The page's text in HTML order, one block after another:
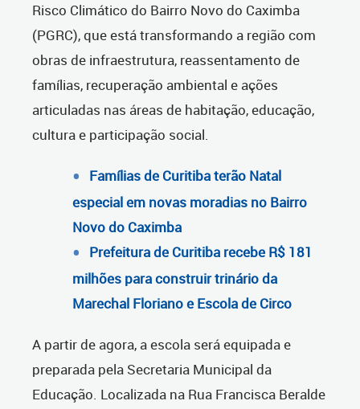
Risco Climático do Bairro Novo do Caximba
(PGRC), que está transformando a região com
obras de infraestrutura, reassentamento de
famílias, recuperação ambiental e ações
articuladas nas áreas de habitação, educação,
cultura e participação social.
Famílias de Curitiba terão Natal
especial em novas moradias no Bairro
Novo do Caximba
Prefeitura de Curitiba recebe R$ 181
milhões para construir trinário da
Marechal Floriano e Escola de Circo
A partir de agora, a escola será equipada e
preparada pela Secretaria Municipal da
Educação. Localizada na Rua Francisca Beralde